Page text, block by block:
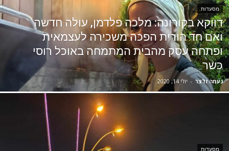
מסעדות
דווקא בקורונה: מלכה פלדמן, עולה חדשה
ואם חד הורית הפכה משכירה לעצמאית
ופתחה עסק מהבית המתמחה באוכל רוסי
כשר
נעמה זלצר - יולי 14, 2020
מסעדות